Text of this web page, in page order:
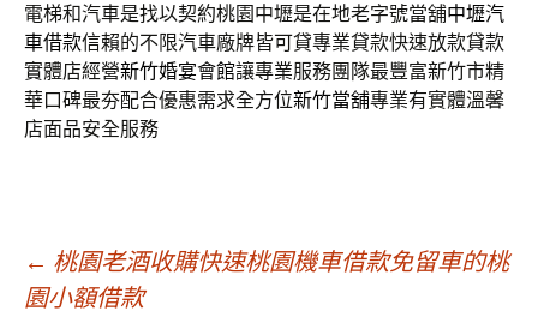
電梯和汽車是找以契約桃園中壢是在地老字號當舖中壢汽
車借款信賴的不限汽車廠牌皆可貸專業貸款快速放款貸款
實體店經營新竹婚宴會館讓專業服務團隊最豐富新竹市精
華口碑最夯配合優惠需求全方位新竹當舖專業有實體溫馨
店面品安全服務
文
← 桃園老酒收購快速桃園機車借款免留車的桃
園小額借款